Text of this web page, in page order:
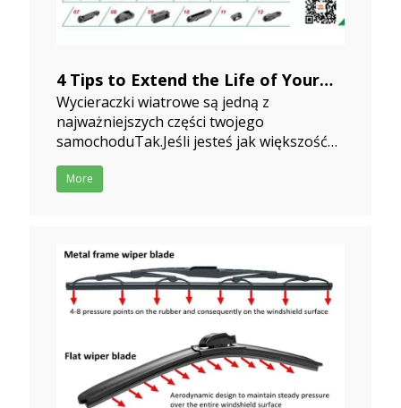
4 Tips to Extend the Life of Your
Windshild Wipers
2019-10-05
Wycieraczki wiatrowe są jedną z
najważniejszych części twojego
samochoduTak.Jeśli jesteś jak większość
kierowców, to pewnie nie masz nic
przeciwko, ale powinieneś to
tanie do wym
More